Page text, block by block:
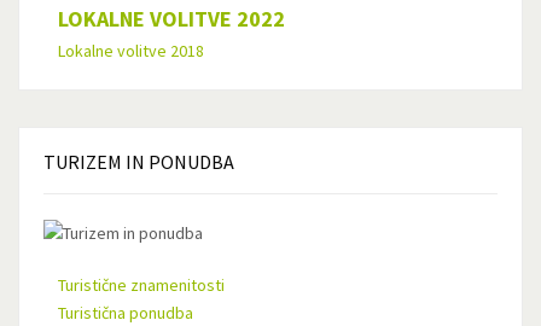
LOKALNE VOLITVE 2022
Lokalne volitve 2018
TURIZEM IN PONUDBA
Turistične znamenitosti
Turistična ponudba